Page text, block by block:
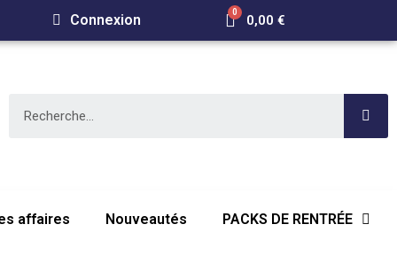
Connexion 0,00 €
affaires Nouveautés PACKS DE RENTRÉE